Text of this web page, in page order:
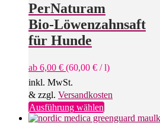
PerNaturam
Bio-Löwenzahnsaft
für Hunde
ab 6,00 € (60,00 € /l)
inkl. MwSt.
& zzgl. Versandkosten
Ausführung wählenDieses
Produkt